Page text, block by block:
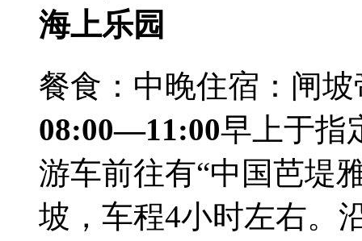
海上乐园
餐食：中晚住宿：闸
08:00—11:00早上于指
游车前往有“中国芭堤
坡，车程4小时左右。